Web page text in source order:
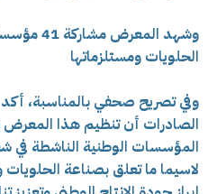
وشهد
الحلويات ومستلزماتها
وفي تصريح صحفي بالمناسبة، أكد
الصادرات أن تنظيم هذا المعرض
المؤسسات الوطنية الناشطة في
لاسيما ما تعلق بصناعة